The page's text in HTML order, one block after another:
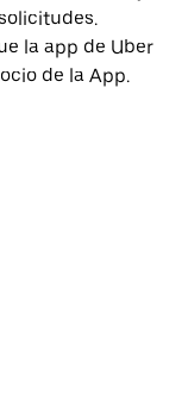
la app de Uber
de la App.